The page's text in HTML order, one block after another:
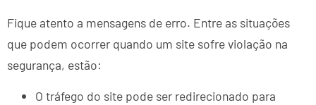
Fique atento a mensagens de erro. Entre as situações
que podem ocorrer quando um site sofre violação na
segurança, estão:
O tráfego do site pode ser redirecionado para